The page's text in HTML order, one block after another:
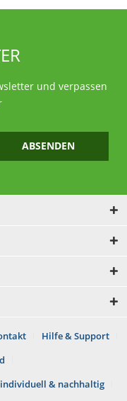
und verpassen
ABSENDEN
Hilfe & Support
& nachhaltig